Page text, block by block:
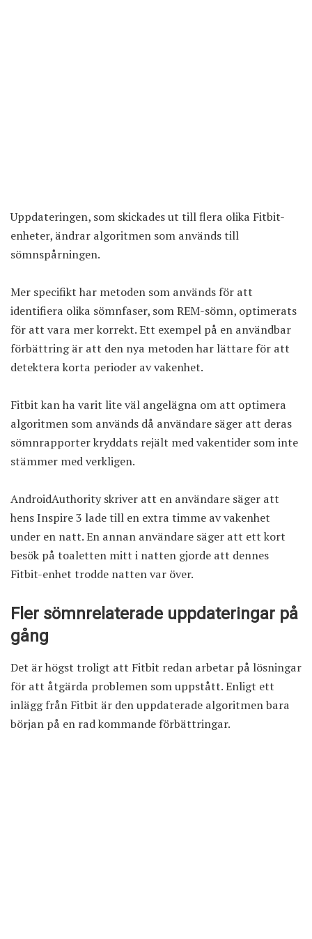
Uppdateringen, som skickades ut till flera olika Fitbit-
enheter, ändrar algoritmen som används till
sömnspårningen.
Mer specifikt har metoden som används för att
identifiera olika sömnfaser, som REM-sömn, optimerats
för att vara mer korrekt. Ett exempel på en användbar
förbättring är att den nya metoden har lättare för att
detektera korta perioder av vakenhet.
Fitbit kan ha varit lite väl angelägna om att optimera
algoritmen som används då användare säger att deras
sömnrapporter kryddats rejält med vakentider som inte
stämmer med verkligen.
AndroidAuthority skriver att en användare säger att
hens Inspire 3 lade till en extra timme av vakenhet
under en natt. En annan användare säger att ett kort
besök på toaletten mitt i natten gjorde att dennes
Fitbit-enhet trodde natten var över.
Fler sömnrelaterade uppdateringar på
gång
Det är högst troligt att Fitbit redan arbetar på lösningar
för att åtgärda problemen som uppstått. Enligt ett
inlägg från Fitbit är den uppdaterade algoritmen bara
början på en rad kommande förbättringar.